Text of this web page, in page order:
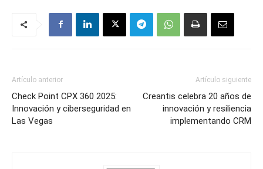
Artículo anterior
Check Point CPX 360 2025:
Innovación y ciberseguridad en
Las Vegas
Artículo siguiente
Creantis celebra 20 años de
innovación y resiliencia
implementando CRM